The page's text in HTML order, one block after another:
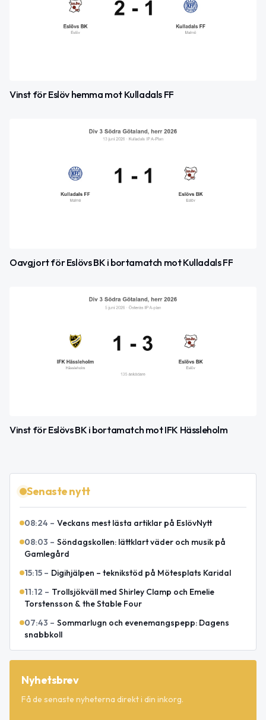
Vinst för Eslöv hemma mot Kulladals FF
Oavgjort för Eslövs BK i bortamatch mot Kulladals FF
Vinst för Eslövs BK i bortamatch mot IFK Hässleholm
Senaste nytt
08:24 – Veckans mest lästa artiklar på EslövNytt
08:03 – Söndagskollen: lättklart väder och musik på
Gamlegård
15:15 – Digihjälpen – teknikstöd på Mötesplats Karidal
11:12 – Trollsjökväll med Shirley Clamp och Emelie
Torstensson & the Stable Four
07:43 – Sommarlugn och evenemangspepp: Dagens
snabbkoll
Nyhetsbrev
Få de senaste nyheterna direkt i din inkorg.